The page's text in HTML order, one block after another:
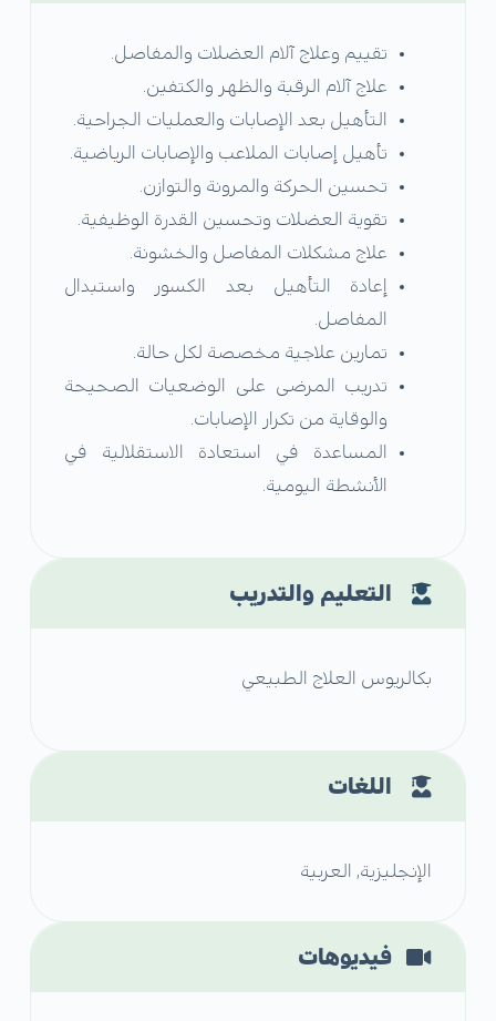
تقييم وعلاج آلام العضلات والمفاصل.
علاج آلام الرقبة والظهر والكتفين.
التأهيل بعد الإصابات والعمليات الجراحية.
تأهيل إصابات الملاعب والإصابات الرياضية.
تحسين الحركة والمرونة والتوازن.
تقوية العضلات وتحسين القدرة الوظيفية.
علاج مشكلات المفاصل والخشونة.
إعادة التأهيل بعد الكسور واستبدال
المفاصل.
تمارين علاجية مخصصة لكل حالة.
تدريب المرضى على الوضعيات الصحيحة
والوقاية من تكرار الإصابات.
المساعدة في استعادة الاستقلالية في
الأنشطة اليومية.
التعليم والتدريب
بكالريوس العلاج الطبيعي
اللغات
الإنجليزية, العربية
فيديوهات